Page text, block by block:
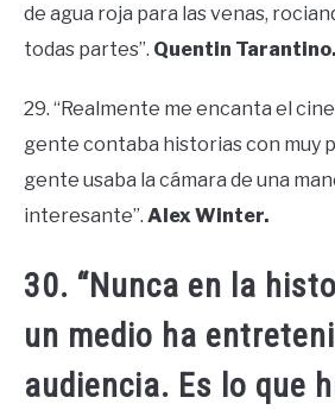
de agua roja para las venas,
todas partes”. Quentin Tarantino.
29. “Realmente me encanta el
gente contaba historias con muy
gente usaba la cámara de una
interesante”. Alex Winter.
30. “Nunca en la
un medio ha
audiencia. Es lo que